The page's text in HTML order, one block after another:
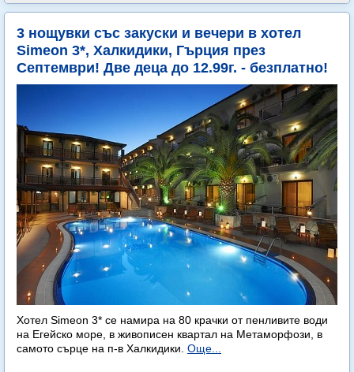
3 нощувки със закуски и вечери в хотел
Simeon 3*, Халкидики, Гърция през
Септември! Две деца до 12.99г. - безплатно!
Хотел Simeon 3* се намира на 80 крачки от пенливите води
на Егейско море, в живописен квартал на Метаморфози, в
самото сърце на п-в Халкидики. Още...